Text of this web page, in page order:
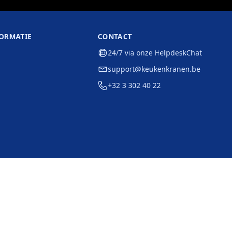
CONTACT
24/7 via onze HelpdeskChat
support@keukenkranen.be
+32 3 302 40 22